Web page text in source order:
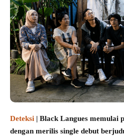
Deteksi | Black Langues memulai
dengan merilis single debut